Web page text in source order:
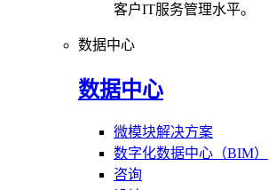
客户IT服务管理水平。
数据中心
数据中心
微模块解决方案
数字化数据中心（BIM）
咨询